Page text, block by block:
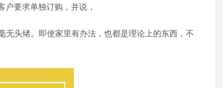
要求单独订购，并说，
头绪。即使家里有办法，也都是理论上的东西，不